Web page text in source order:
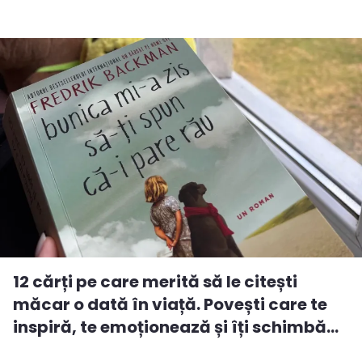
12 cărți pe care merită să le citești
măcar o dată în viață. Povești care te
inspiră, te emoționează și îți schimbă...